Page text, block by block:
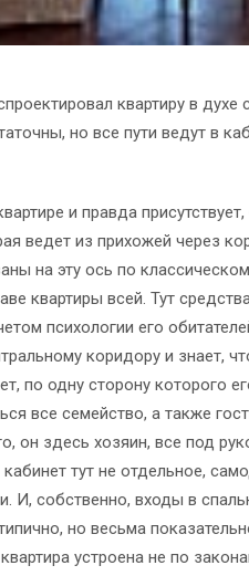
квартиру в
но все пути ведут в
и правда
ведет из прихожей через
на эту ось по
квартиры всей. Тут
психологии его
коридору и знает,
по одну сторону которого
все семейство, а также
он здесь хозяин, все под
тут не отдельное,
И, собственно, входы в
но весьма
устроена не по